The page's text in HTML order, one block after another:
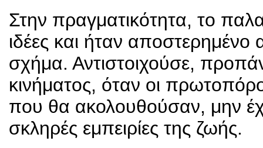
Στην πραγματικότητα, το
ιδέες και ήταν
σχήμα. Αντιστοιχούσε,
κινήματος, όταν οι
που θα ακολουθούσαν, μην
σκληρές εμπειρίες της ζωής.